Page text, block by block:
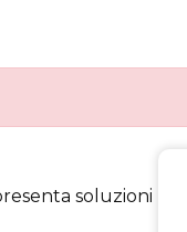
soluzioni